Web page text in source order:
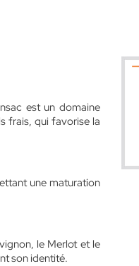
est un domaine
frais, qui favorise la
une maturation
le Merlot et le
son identité.